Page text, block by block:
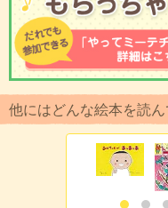
他にはどんな絵本を読ん